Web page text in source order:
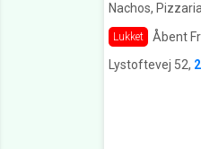
Nachos,
Lukket
Åbent
Lystoftevej 52,